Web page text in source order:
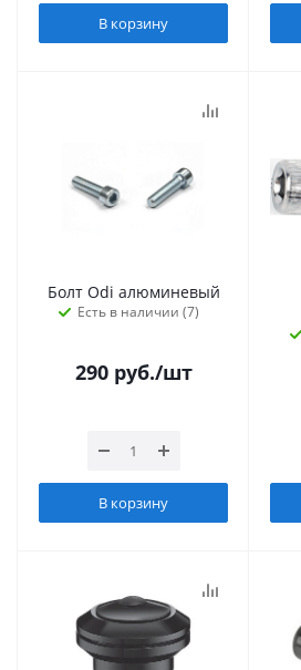
В корзину
Болт Odi алюминевый
Есть в наличии (7)
290руб./шт
В корзину